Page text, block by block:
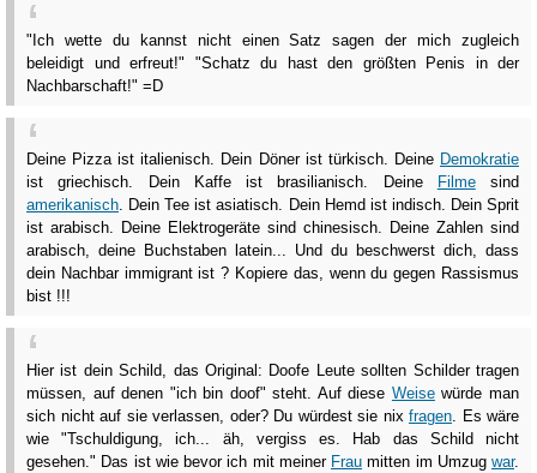
"Ich wette du kannst nicht einen Satz sagen der mich zugleich
beleidigt und erfreut!" "Schatz du hast den größten Penis in der
Nachbarschaft!" =D
Deine Pizza ist italienisch. Dein Döner ist türkisch. Deine Demokratie
ist griechisch. Dein Kaffe ist brasilianisch. Deine
Filmesind
amerikanisch. Dein Tee ist asiatisch. Dein Hemd ist indisch. Dein Sprit
ist arabisch. Deine Elektrogeräte sind chinesisch. Deine Zahlen sind
arabisch, deine Buchstaben latein... Und du beschwerst dich, dass
dein Nachbar immigrant ist ? Kopiere das, wenn du gegen Rassismus
bist !!!
Hier ist dein Schild, das Original: Doofe Leute sollten Schilder tragen
müssen, auf denen "ich bin doof" steht. Auf diese Weisewürde man
sich nicht auf sie verlassen, oder? Du würdest sie nix fragen . Es wäre
wie "Tschuldigung, ich... äh, vergiss es. Hab das Schild nicht
gesehen." Das ist wie bevor ich mit meiner Frau mitten im Umzug war.